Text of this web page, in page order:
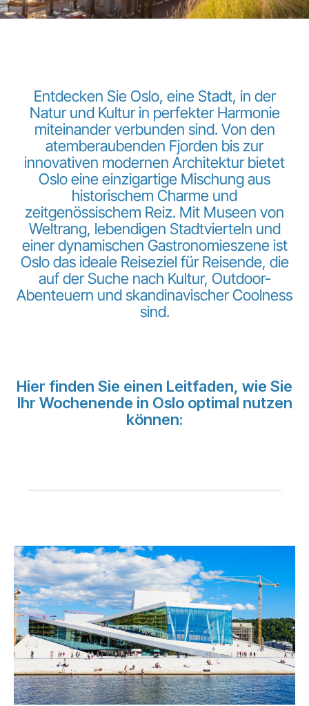
LuxairGroup
Karriere bei LuxairGroup
Entdecken Sie Oslo, eine Stadt, in der
Natur und Kultur in perfekter Harmonie
miteinander verbunden sind. Von den
atemberaubenden Fjorden bis zur
innovativen modernen Architektur bietet
Oslo eine einzigartige Mischung aus
historischem Charme und
zeitgenössischem Reiz. Mit Museen von
Weltrang, lebendigen Stadtvierteln und
einer dynamischen Gastronomieszene ist
Oslo das ideale Reiseziel für Reisende, die
auf der Suche nach Kultur, Outdoor-
Abenteuern und skandinavischer Coolness
sind.
Hier finden Sie einen Leitfaden, wie Sie
Ihr Wochenende in Oslo optimal nutzen
können: